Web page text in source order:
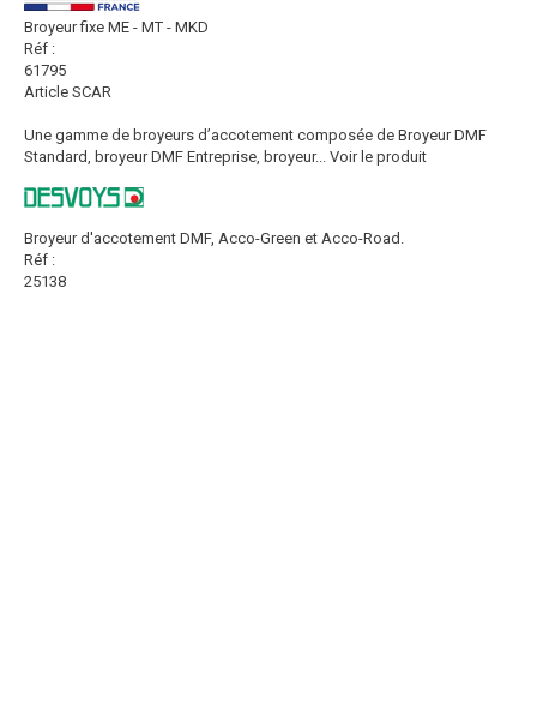
Broyeur fixe ME - MT - MKD
Réf :
61795
Article SCAR
Une gamme de broyeurs d’accotement composée de Broyeur DMF
Standard, broyeur DMF Entreprise, broyeur... Voir le produit
Broyeur d'accotement DMF, Acco-Green et Acco-Road.
Réf :
25138